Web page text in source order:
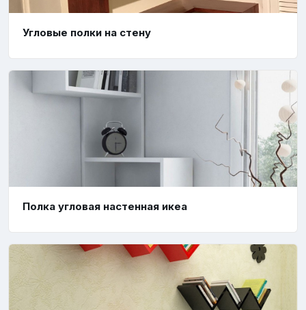
Угловые полки на стену
Полка угловая настенная икеа